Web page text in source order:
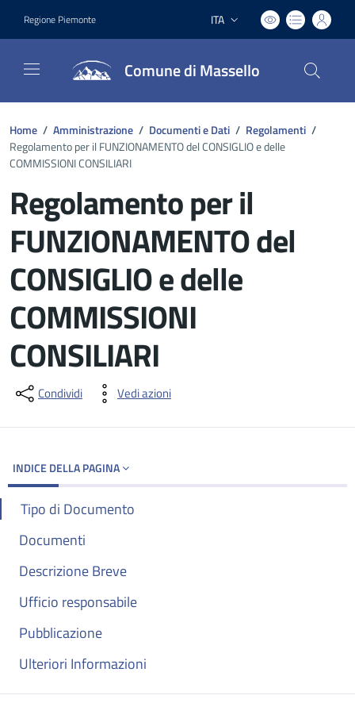
Regione Piemonte Lingua attiva:
ITA
Comune di Massello
Home / Amministrazione / Documenti e Dati / Regolamenti /
Regolamento per il FUNZIONAMENTO del CONSIGLIO e delle
COMMISSIONI CONSILIARI
Regolamento per il
FUNZIONAMENTO del
CONSIGLIO e delle
COMMISSIONI
CONSILIARI
Dettagli del documento
Condividi Vedi azioni
INDICE DELLA PAGINA
Tipo di Documento
Documenti
Descrizione Breve
Ufficio responsabile
Pubblicazione
Ulteriori Informazioni